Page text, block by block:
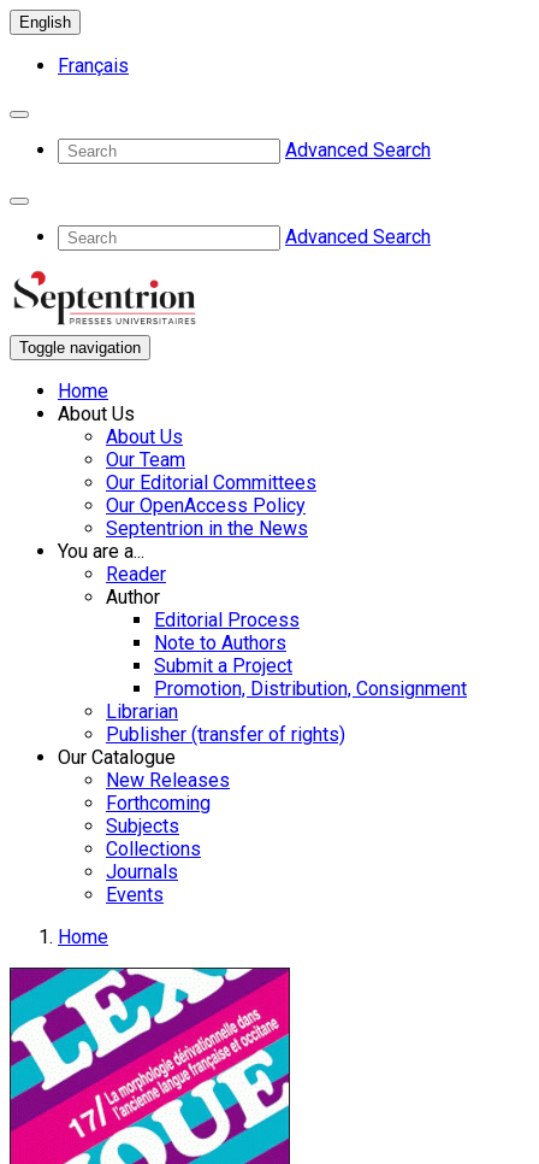
English
Français
Advanced Search
Advanced Search
Toggle navigation
Home
About Us
About Us
Our Team
Our Editorial Committees
Our OpenAccess Policy
Septentrion in the News
You are a...
Reader
Author
Editorial Process
Note to Authors
Submit a Project
Promotion, Distribution, Consignment
Librarian
Publisher (transfer of rights)
Our Catalogue
New Releases
Forthcoming
Subjects
Collections
Journals
Events
Home